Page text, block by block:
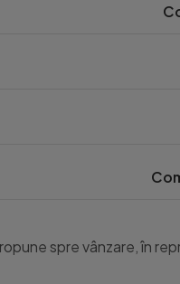
spre vânzare, în